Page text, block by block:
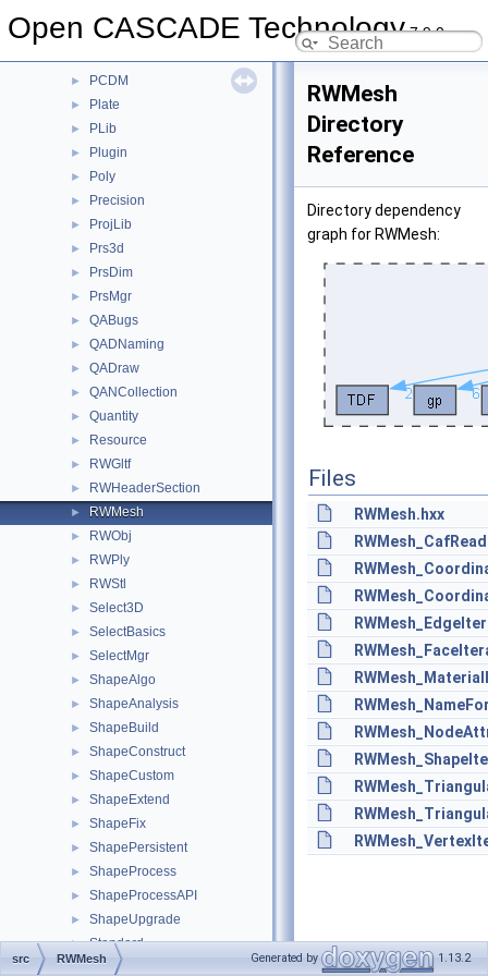
Open CASCADE Technology7.9.0
OpenGlTest
► PCDM
► Plate
► PLib
► Plugin
► Poly
► Precision
► ProjLib
► Prs3d
► PrsDim
► PrsMgr
► QABugs
► QADNaming
► QADraw
► QANCollection
► Quantity
► Resource
► RWGltf
► RWHeaderSection
► RWMesh
► RWObj
► RWPly
► RWStl
► Select3D
► SelectBasics
► SelectMgr
► ShapeAlgo
► ShapeAnalysis
► ShapeBuild
► ShapeConstruct
► ShapeCustom
► ShapeExtend
► ShapeFix
► ShapePersistent
► ShapeProcess
► ShapeProcessAPI
► ShapeUpgrade
► Standard
► StdDrivers
RWMesh
Directory
Reference
Directory dependency
graph for RWMesh:
Files
RWMesh.hxx
src RWMesh Generated by 1.13.2